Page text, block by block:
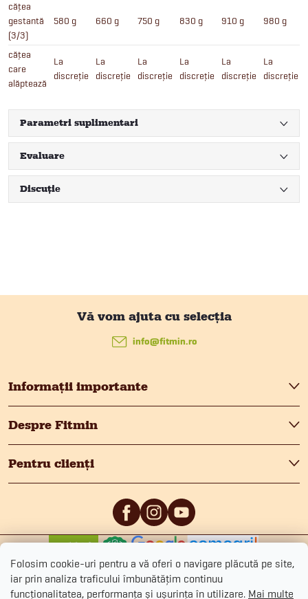
Folosim cookie-uri pentru a vă oferi o navigare plăcută pe site,
iar prin analiza traficului îmbunătățim continuu
funcționalitatea, performanța și ușurința în utilizare. Mai multe
cățea
gestantă
(3/3)
580 g 660 g 750 g 830 g 910 g 980 g
cățea
care
alăptează
La
discreție
La
discreție
La
discreție
La
discreție
La
discreție
La
discreție
Parametri suplimentari
Evaluare
Discuţie
b
s
o
Informații importante
Despre Fitmin
Pentru clienți
info@fitmin.ro
0/5 0/5